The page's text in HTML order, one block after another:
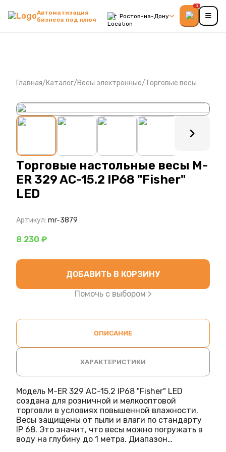
Автоматизация
бизнеса под ключ
г. Ростов-на-Дону
0
Главная/Каталог/Весы электронные/Торговые весы
: ?>
Торговые настольные весы M-
ER 329 AC-15.2 IP68 "Fisher"
LED
Артикул: mr-3879
8 230 ₽
ДОБАВИТЬ В КОРЗИНУ
Помочь с выбором >
ОПИСАНИЕ
ХАРАКТЕРИСТИКИ
Модель M-ER 329 AC-15.2 IP68 "Fisher" LED
создана для розничной и мелкооптовой
торговли в условиях повышенной влажности.
Весы защищены от пыли и влаги по стандарту
IP 68. Это значит, что весы можно погружать в
воду на глубину до 1 метра. Диапазон